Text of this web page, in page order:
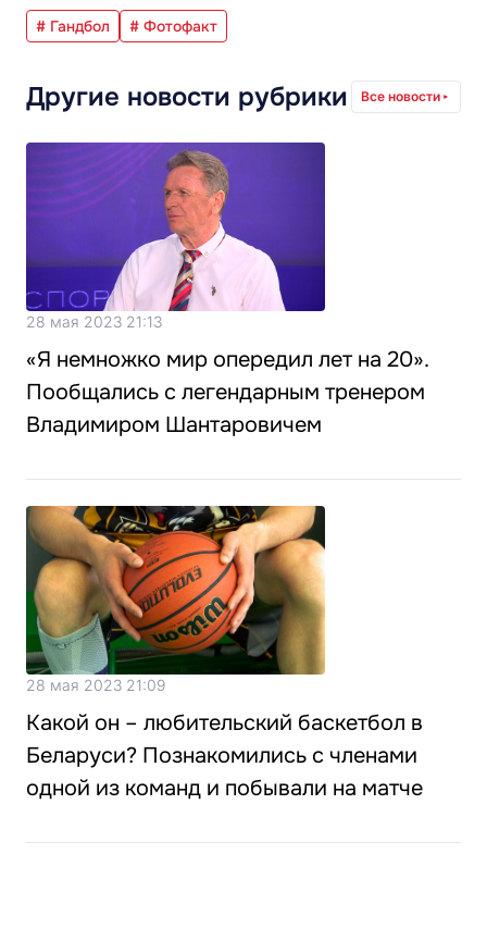
# Гандбол # Фотофакт
Другие новости рубрики Все новости
28 мая 2023 21:13
«Я немножко мир опередил лет на 20».
Пообщались с легендарным тренером
Владимиром Шантаровичем
28 мая 2023 21:09
Какой он – любительский баскетбол в
Беларуси? Познакомились с членами
одной из команд и побывали на матче